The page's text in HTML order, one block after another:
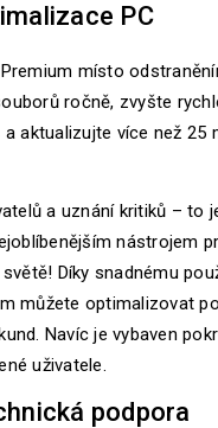
PC
místo
ročně, zvyšte
aktualizujte více než 25
a uznání kritiků – to
nástrojem
Díky snadnému
můžete optimalizovat
Navíc je vybaven
uživatele.
podpora